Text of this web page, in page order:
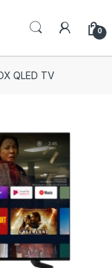
0
QLED TV